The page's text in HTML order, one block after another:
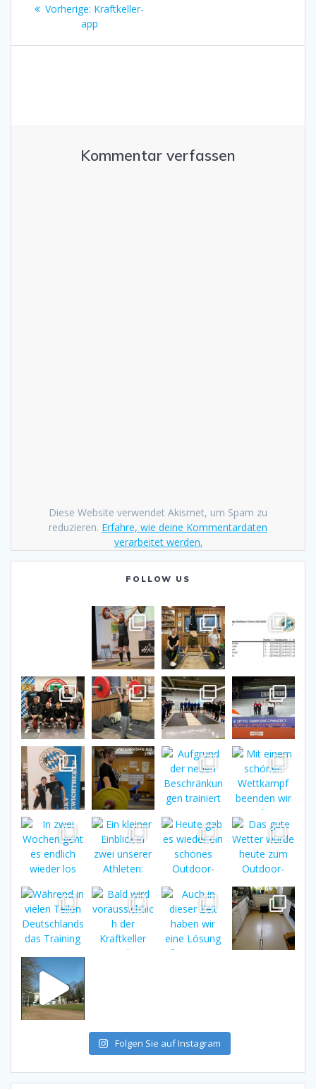
Vorherige: Vorheriger
Beitrag:
Kraftkeller-
app
Kommentar verfassen
Diese Website verwendet Akismet, um Spam zu
reduzieren. Erfahre, wie deine Kommentardaten
verarbeitet werden.
FOLLOW US
Folgen Sie auf Instagram